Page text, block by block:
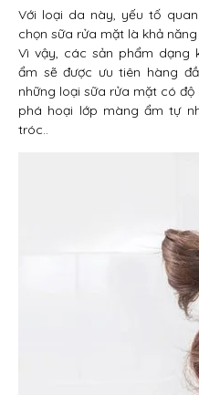
Với loại da này, yếu tố
chọn sữa rửa mặt là khả
Vì vậy, các sản phẩm dạng
ẩm sẽ được ưu tiên hàng
những loại sữa rửa mặt có
phá hoại lớp màng ẩm tự
tróc..